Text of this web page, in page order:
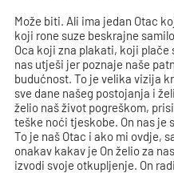
Može biti. Ali ima jedan Otac
koji rone suze beskrajne
Oca koji zna plakati, koji plače
nas utješi jer poznaje naše
budućnost. To je velika vizija
sve dane našeg postojanja i
želio naš život pogreškom,
teške noći tjeskobe. On nas je
To je naš Otac i ako mi ovdje,
onakav kakav je On želio za
izvodi svoje otkupljenje. On